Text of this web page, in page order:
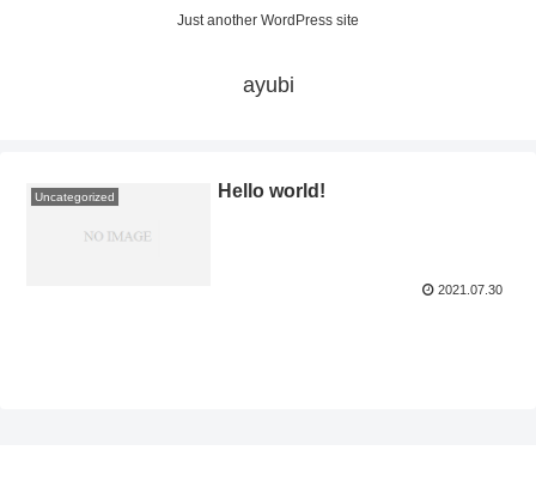
Just another WordPress site
ayubi
Uncategorized Hello world!
2021.07.30